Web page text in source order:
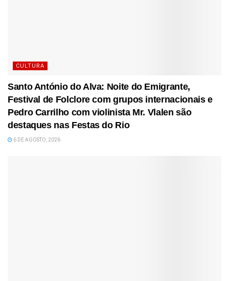
CULTURA
Santo António do Alva: Noite do Emigrante,
Festival de Folclore com grupos internacionais e
Pedro Carrilho com violinista Mr. Vlalen são
destaques nas Festas do Rio
6 DE AGOSTO, 2026